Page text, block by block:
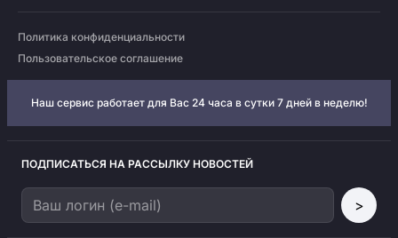
Политика конфиденциальности
Пользовательское соглашение
Наш сервис работает для Вас 24 часа в сутки 7 дней в неделю!
ПОДПИСАТЬСЯ НА РАССЫЛКУ НОВОСТЕЙ